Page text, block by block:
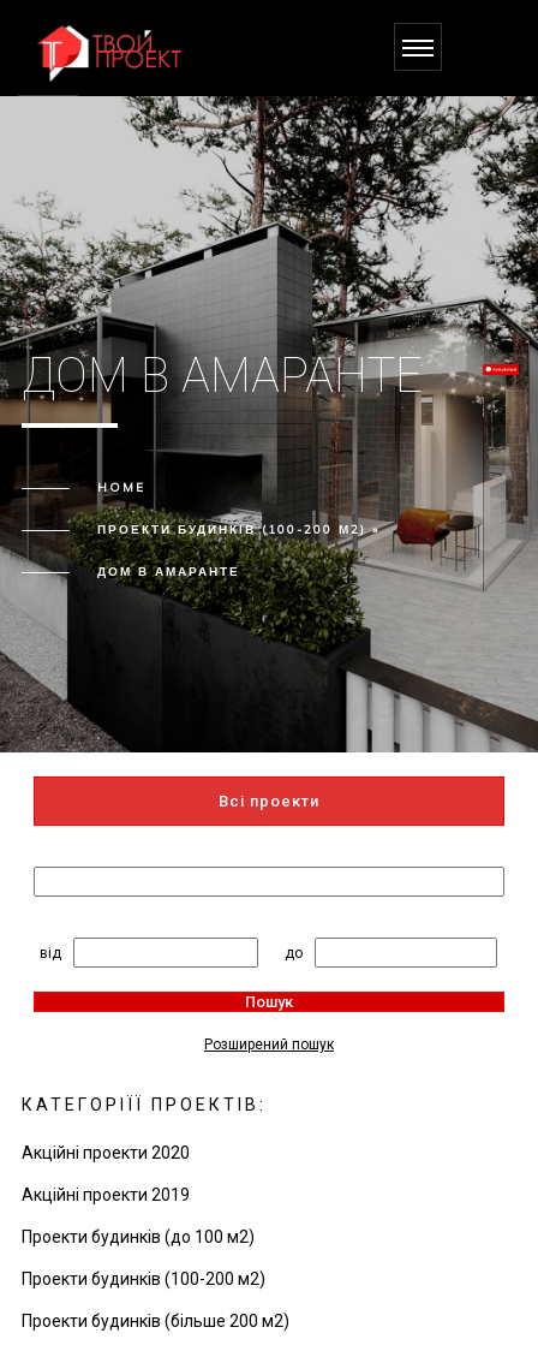
ДОМ В АМАРАНТЕ
HOME
ПРОЕКТИ БУДИНКІВ (100-200 М2) »
ДОМ В АМАРАНТЕ
Всі проекти
від
до
Пошук
Розширений пошук
КАТЕГОРІЇЇ ПРОЕКТІВ:
Акційні проекти 2020
Акційні проекти 2019
Проекти будинків (до 100 м2)
Проекти будинків (100-200 м2)
Проекти будинків (більше 200 м2)